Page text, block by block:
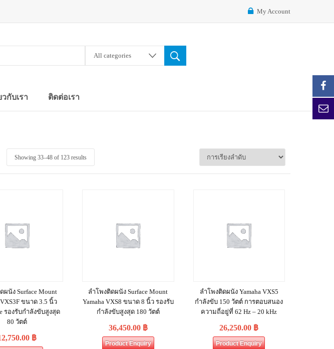
My Account
All categories
วกับเรา ติดต่อเรา
Showing 33–48of 123 results
ผนัง Surface Mount
VXS3F ขนาด 3.5 นิ้ว
รองรับกำลังขับสูงสุด
80 วัตต์
฿
ลำโพงติดผนัง Surface Mount
Yamaha VXS8 ขนาด 8 นิ้ว รองรับ
กำลังขับสูงสุด 180 วัตต์
36,450.00 ฿
Product Enquiry
ลำโพงติดผนัง Yamaha VXS5
กำลังขับ 150 วัตต์ การตอบสนอง
ความถี่อยู่ที่ 62 Hz – 20 kHz
26,250.00 ฿
Product Enquiry